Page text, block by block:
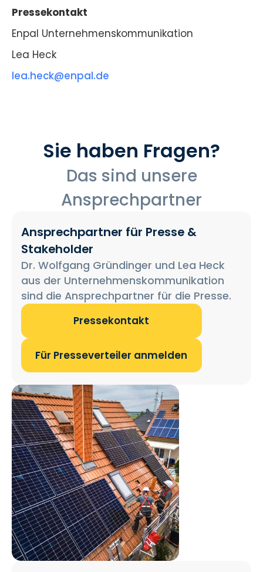
Pressekontakt
Enpal Unternehmenskommunikation
Lea Heck
lea.heck@enpal.de
Sie haben Fragen?
Das sind unsere
Ansprechpartner
Ansprechpartner für Presse &
Stakeholder
Dr. Wolfgang Gründinger und Lea Heck
aus der Unternehmenskommunikation
sind die Ansprechpartner für die Presse.
Pressekontakt
Für Presseverteiler anmelden